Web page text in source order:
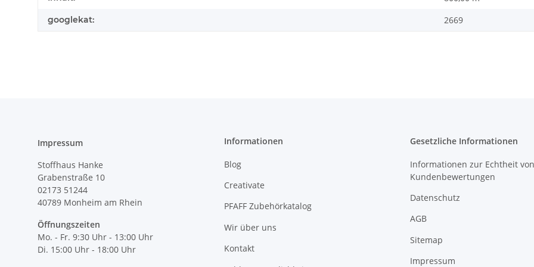
googlekat: 2669
Impressum
Stoffhaus Hanke
Grabenstraße 10
02173 51244
40789 Monheim am Rhein
Öffnungszeiten
Mo. - Fr. 9:30 Uhr - 13:00 Uhr
Di. 15:00 Uhr - 18:00 Uhr
Informationen
Blog
Creativate
PFAFF Zubehörkatalog
Wir über uns
Kontakt
Gesetzliche Informationen
Informationen zur Echtheit von
Kundenbewertungen
Datenschutz
AGB
Sitemap
Impressum